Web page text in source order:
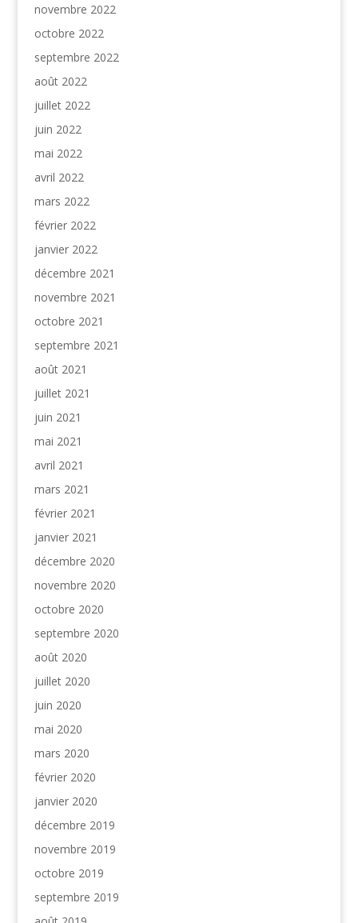
novembre 2022
octobre 2022
septembre 2022
août 2022
juillet 2022
juin 2022
mai 2022
avril 2022
mars 2022
février 2022
janvier 2022
décembre 2021
novembre 2021
octobre 2021
septembre 2021
août 2021
juillet 2021
juin 2021
mai 2021
avril 2021
mars 2021
février 2021
janvier 2021
décembre 2020
novembre 2020
octobre 2020
septembre 2020
août 2020
juillet 2020
juin 2020
mai 2020
mars 2020
février 2020
janvier 2020
décembre 2019
novembre 2019
octobre 2019
septembre 2019